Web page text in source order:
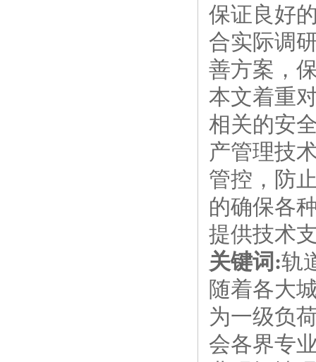
保证良好
合实际调
善方案，
本文着重
相关的安
产管理技
管控，防
的确保各
提供技术
关键词:轨
随着各大
为一级负
会各界专